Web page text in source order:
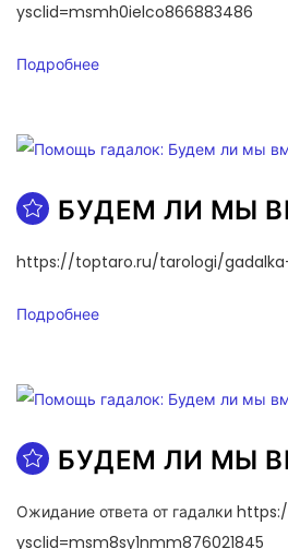
ysclid=msmh0ielco866883486
Подробнее
БУДЕМ ЛИ МЫ
https://toptaro.ru/tarologi/
Подробнее
БУДЕМ ЛИ МЫ
Ожидание ответа от гадалки
ysclid=msm8sy1nmm876021845